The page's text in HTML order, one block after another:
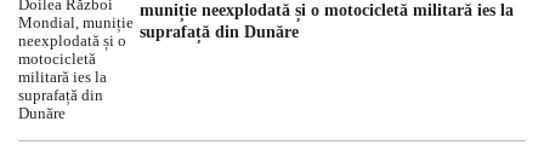
muniție neexplodată și o motocicletă militară ies la
suprafață din Dunăre